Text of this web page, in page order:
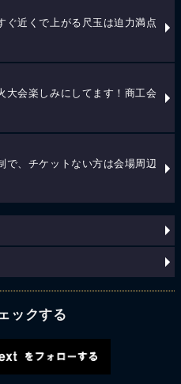
ぐ近くで上がる尺玉は迫力満点
大会楽しみにしてます！商工会
、チケットない方は会場周辺
ックする